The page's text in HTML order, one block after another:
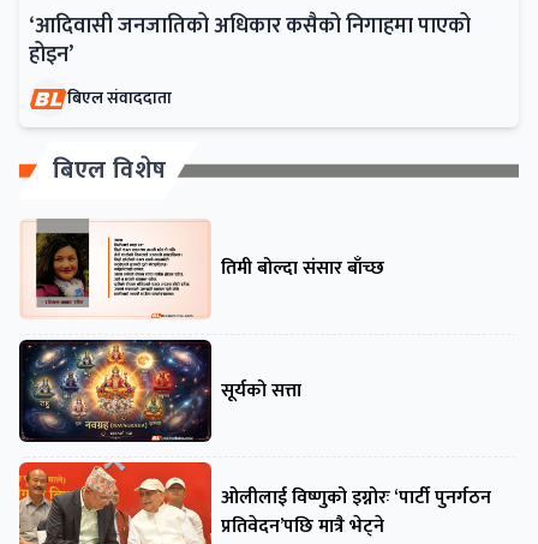
‘आदिवासी जनजातिको अधिकार कसैको निगाहमा पाएको
होइन’
बिएल संवाददाता
बिएल विशेष
तिमी बोल्दा संसार बाँच्छ
सूर्यको सत्ता
ओलीलाई विष्णुको इग्नोरः ‘पार्टी पुनर्गठन
प्रतिवेदन’पछि मात्रै भेट्ने